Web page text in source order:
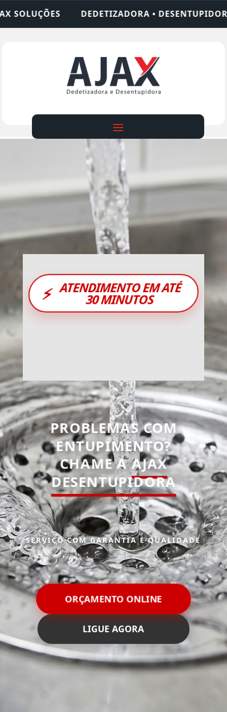
• DESENTUPIDORA • LIMPEZA DE FOSSA •
⚡ ATENDIMENTO EM ATÉ
30 MINUTOS
PROBLEMAS COM
ENTUPIMENTO?
CHAME AAJAX
DESENTUPIDORA
SERVIÇO COM GARANTIA E QUALIDADE
ORÇAMENTO ONLINE
LIGUE AGORA